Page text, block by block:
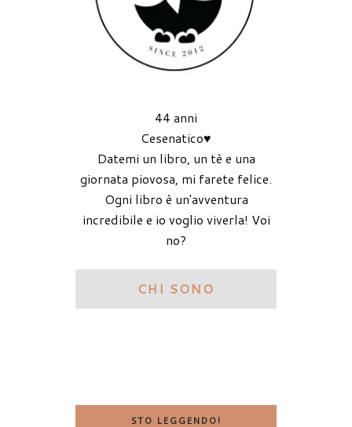
44 anni
Cesenatico♥
Datemi un libro, un tè e una
giornata piovosa, mi farete felice.
Ogni libro è un'avventura
incredibile e io voglio viverla! Voi
no?
CHI SONO
STO LEGGENDO!